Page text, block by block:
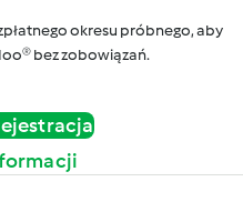
okresu próbnego, aby
bez zobowiązań.